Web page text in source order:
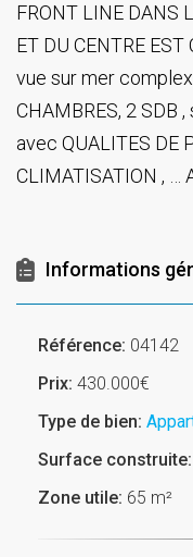
FRONT LINE DANS
ET DU CENTRE
vue sur mer
CHAMBRES, 2 SDB
avec QUALITES DE
CLIMATISATION , …
Informations
Référence: 04142
Prix: 430.000€
Type de bien:
Surface construite:
Zone utile: 65 m²